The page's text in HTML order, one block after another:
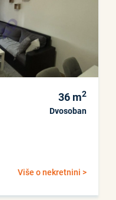
36 m2
Dvosoban
Više o nekretnini >